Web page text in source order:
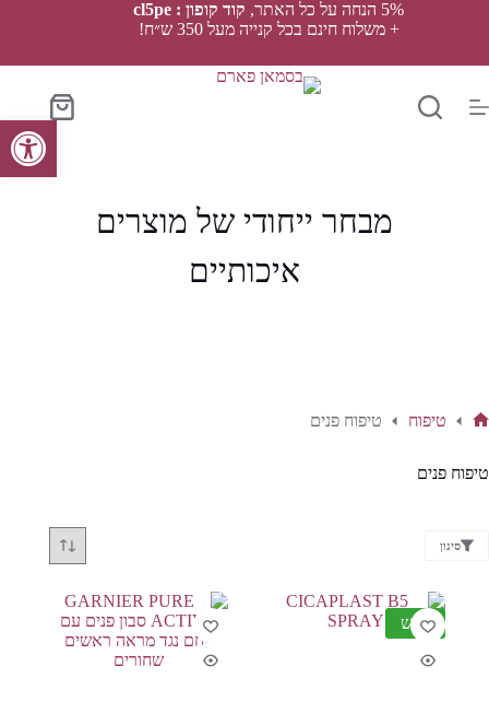
פתח סרגל נגישות
5% הנחה על כל האתר,
קוד קופון : cl5pe
+ משלוח חינם בכל קנייה מעל 350 ש״ח!
סל
הקניות
מבחר ייחודי של מוצרים
איכותיים
טיפוח טיפוח פנים
טיפוח פנים
סינון
חדש